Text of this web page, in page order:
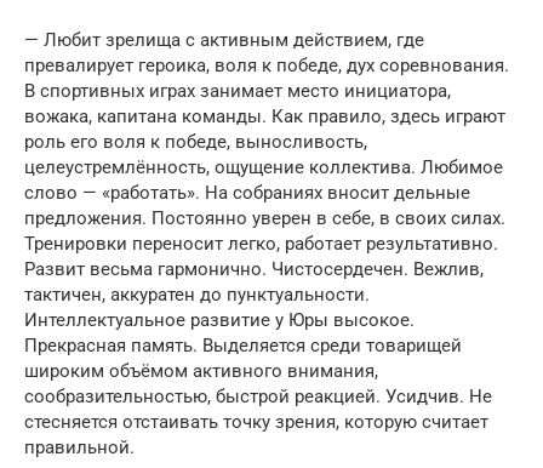
— Любит зрелища с активным действием, где
превалирует героика, воля к победе, дух соревнования.
В спортивных играх занимает место инициатора,
вожака, капитана команды. Как правило, здесь играют
роль его воля к победе, выносливость,
целеустремлённость, ощущение коллектива. Любимое
слово — «работать». На собраниях вносит дельные
предложения. Постоянно уверен в себе, в своих силах.
Тренировки переносит легко, работает результативно.
Развит весьма гармонично. Чистосердечен. Вежлив,
тактичен, аккуратен до пунктуальности.
Интеллектуальное развитие у Юры высокое.
Прекрасная память. Выделяется среди товарищей
широким объёмом активного внимания,
сообразительностью, быстрой реакцией. Усидчив. Не
стесняется отстаивать точку зрения, которую считает
правильной.